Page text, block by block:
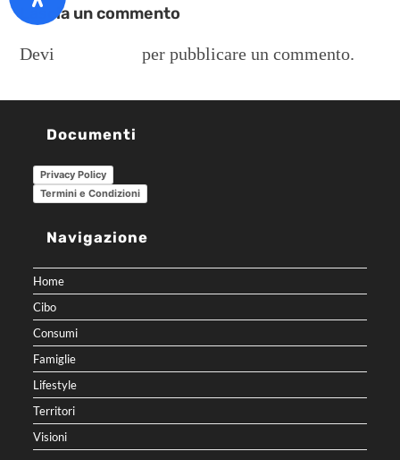
Lascia un commento
Devi per pubblicare un commento.
Documenti
Privacy Policy
Termini e Condizioni
Navigazione
Home
Cibo
Consumi
Famiglie
Lifestyle
Territori
Visioni